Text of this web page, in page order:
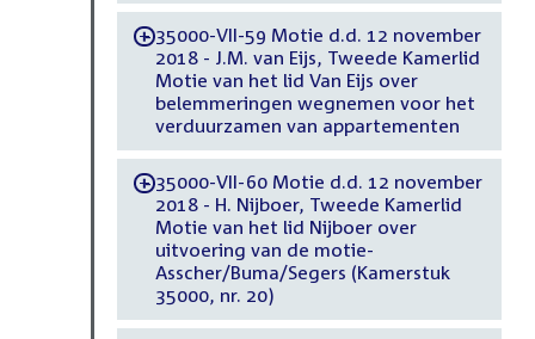
-35000-VII-59 Motie d.d. 12 november
2018 - J.M. van Eijs, Tweede Kamerlid
Motie van het lid Van Eijs over
belemmeringen wegnemen voor het
verduurzamen van appartementen
-35000-VII-60 Motie d.d. 12 november
2018 - H. Nijboer, Tweede Kamerlid
Motie van het lid Nijboer over
uitvoering van de motie-
Asscher/Buma/Segers (Kamerstuk
35000, nr. 20)